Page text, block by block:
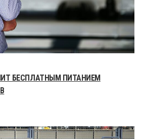
БЕСПЛАТНЫМ ПИТАНИЕМ